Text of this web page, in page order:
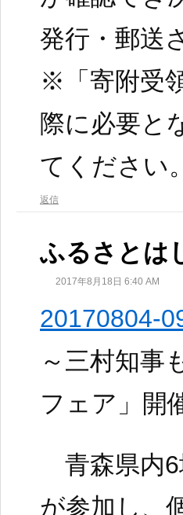
発行・郵送
※「寄附受
際に必要と
てください。
返信
ふるさと
2017年8月18日 6:40 AM
20170804-
～三村知事
フェア」開
青森県内6
が参加し、